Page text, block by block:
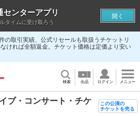
の取引実績、公式リセールも取扱うチケットリ
ければ全額返金。チケット価格は定価より安い
検索 出品 ログイン メニュー
ブ・コンサート・チケ
この公演の
チケットを売る
ンターアプリ
タイムに受け取ろう
開く